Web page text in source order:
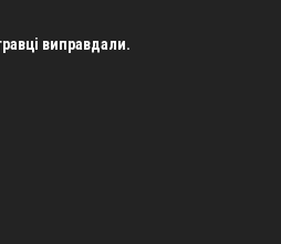
виправдали.